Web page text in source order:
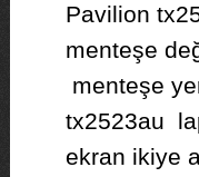
Pavilion
menteşe
menteşe
tx2523au
ekran ikiye